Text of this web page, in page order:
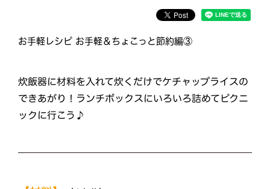
お手軽レシピ お手軽＆ちょこっと節約編③
炊飯器に材料を入れて炊くだけでケチャップライスの
できあがり！ランチボックスにいろいろ詰めてピクニ
ックに行こう♪